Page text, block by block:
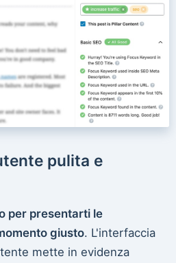
pulita e
per presentarti le
giusto. L'interfaccia
mette in evidenza